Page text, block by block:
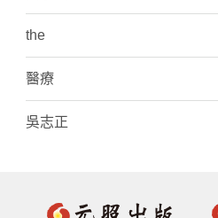
the
醫療
吳志正